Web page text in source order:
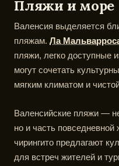
Пляжи и море
Валенсия выделяется
пляжам. Ла
пляжи, легко доступные
могут сочетать
мягким климатом и
Валенсийские пляжи —
но и часть
чирингито предлагают
для встреч жителей и